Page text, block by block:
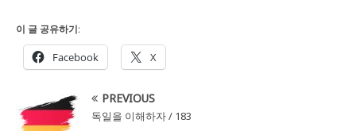
이 글 공유하기:
Facebook X
PREVIOUS
독일을 이해하자 / 183